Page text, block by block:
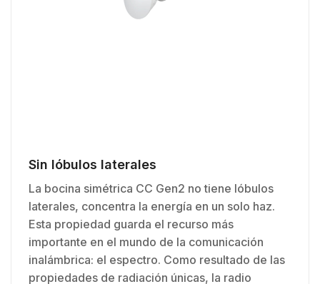
Sin lóbulos laterales
La bocina simétrica CC Gen2 no tiene lóbulos
laterales, concentra la energía en un solo haz.
Esta propiedad guarda el recurso más
importante en el mundo de la comunicación
inalámbrica: el espectro. Como resultado de las
propiedades de radiación únicas, la radio